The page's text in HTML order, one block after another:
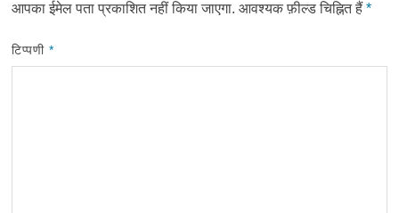
आपका ईमेल पता प्रकाशित नहीं किया जाएगा. आवश्यक फ़ील्ड चिह्नित हैं *
टिप्पणी*